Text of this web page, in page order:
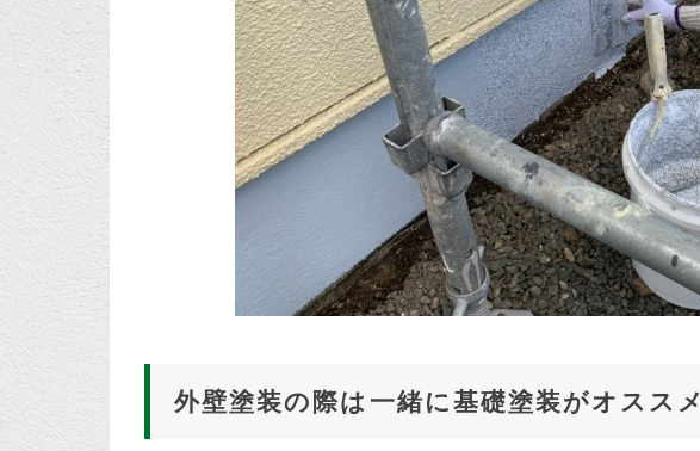
外壁塗装の際は一緒に基礎塗装がオススメ